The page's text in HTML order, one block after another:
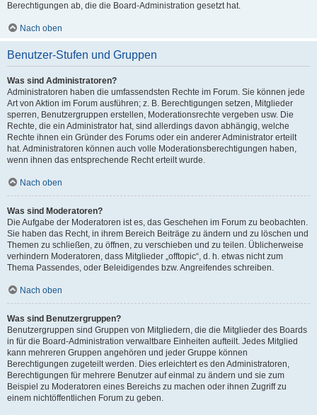
Berechtigungen ab, die die Board-Administration gesetzt hat.
Nach oben
Benutzer-Stufen und Gruppen
Was sind Administratoren?
Administratoren haben die umfassendsten Rechte im Forum. Sie können jede
Art von Aktion im Forum ausführen; z. B. Berechtigungen setzen, Mitglieder
sperren, Benutzergruppen erstellen, Moderationsrechte vergeben usw. Die
Rechte, die ein Administrator hat, sind allerdings davon abhängig, welche
Rechte ihnen ein Gründer des Forums oder ein anderer Administrator erteilt
hat. Administratoren können auch volle Moderationsberechtigungen haben,
wenn ihnen das entsprechende Recht erteilt wurde.
Nach oben
Was sind Moderatoren?
Die Aufgabe der Moderatoren ist es, das Geschehen im Forum zu beobachten.
Sie haben das Recht, in ihrem Bereich Beiträge zu ändern und zu löschen und
Themen zu schließen, zu öffnen, zu verschieben und zu teilen. Üblicherweise
verhindern Moderatoren, dass Mitglieder „offtopic“, d. h. etwas nicht zum
Thema Passendes, oder Beleidigendes bzw. Angreifendes schreiben.
Nach oben
Was sind Benutzergruppen?
Benutzergruppen sind Gruppen von Mitgliedern, die die Mitglieder des Boards
in für die Board-Administration verwaltbare Einheiten aufteilt. Jedes Mitglied
kann mehreren Gruppen angehören und jeder Gruppe können
Berechtigungen zugeteilt werden. Dies erleichtert es den Administratoren,
Berechtigungen für mehrere Benutzer auf einmal zu ändern und sie zum
Beispiel zu Moderatoren eines Bereichs zu machen oder ihnen Zugriff zu
einem nichtöffentlichen Forum zu geben.